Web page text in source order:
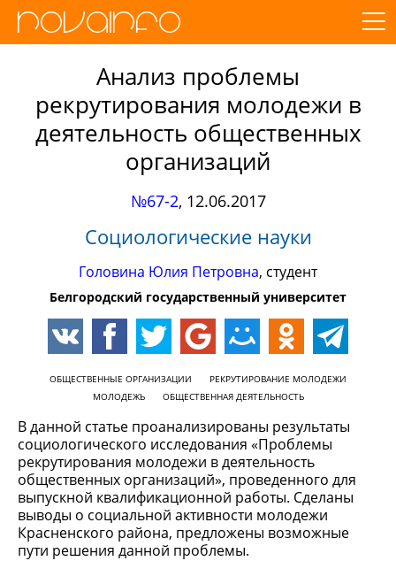
Анализ проблемы
рекрутирования молодежи в
деятельность общественных
организаций
№67-2, 12.06.2017
Социологические науки
Головина Юлия Петровна, студент
Белгородский государственный университет
ОБЩЕСТВЕННЫЕ ОРГАНИЗАЦИИ
РЕКРУТИРОВАНИЕ МОЛОДЕЖИ
МОЛОДЕЖЬ
ОБЩЕСТВЕННАЯ ДЕЯТЕЛЬНОСТЬ
В данной статье проанализированы результаты
социологического исследования «Проблемы
рекрутирования молодежи в деятельность
общественных организаций», проведенного для
выпускной квалификационной работы. Сделаны
выводы о социальной активности молодежи
Красненского района, предложены возможные
пути решения данной проблемы.